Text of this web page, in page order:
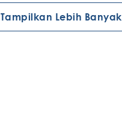
Tampilkan Lebih Banyak